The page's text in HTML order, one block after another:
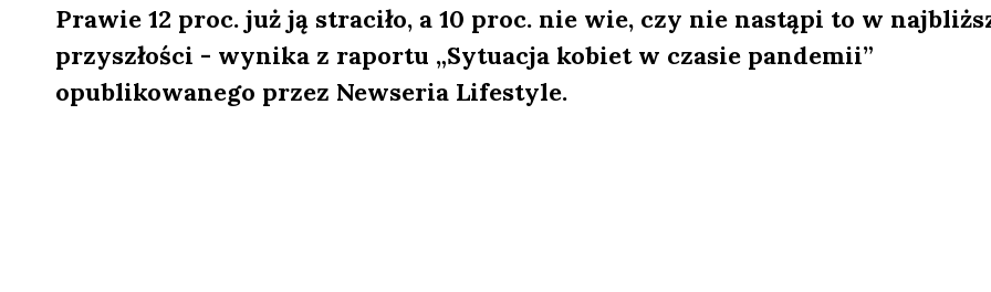
Prawie 12 proc. już ją straciło, a 10 proc. nie wie, czy nie nastąpi to w
przyszłości - wynika z raportu „Sytuacja kobiet w czasie pandemii”
opublikowanego przez Newseria Lifestyle.